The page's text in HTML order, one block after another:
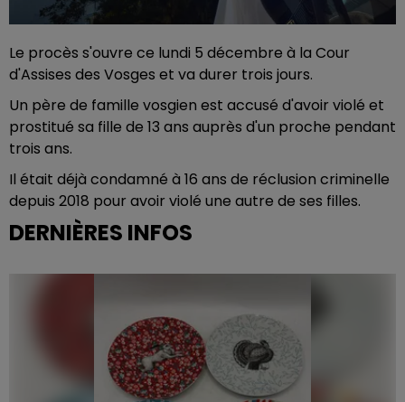
Le procès s'ouvre ce lundi 5 décembre à la Cour
d'Assises des Vosges et va durer trois jours.
Un père de famille vosgien est accusé d'avoir violé et
prostitué sa fille de 13 ans auprès d'un proche pendant
trois ans.
Il était déjà condamné à 16 ans de réclusion criminelle
depuis 2018 pour avoir violé une autre de ses filles.
DERNIÈRES INFOS